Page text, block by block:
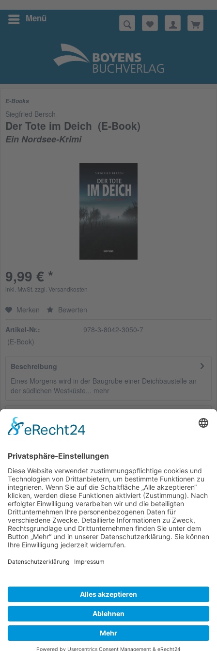
Menü
E-Books
Siegfried Bersch
Der Tote im Deich (E-Book)
Ein Nordsee-Krimi
9,99 € *
inkl. MwSt. zzgl. Versandkosten
Merken Bewerten
Artikel-Nr.:
978-3-8042-3050-7
(E-Book)
Beschreibung
Eines Morgens wird in der Baugrube einer Deichbaustelle an
der südlichen Westküste... mehr
Bewertungen
Bewertungen lesen, schreiben und diskutieren...
Service Hotline
Shop Service
Informationen
* Alle Preise inkl. gesetzl. Mehrwertsteuer zzgl.Versandkostenund ggf.
Nachnahmegebühren, wenn nicht anders beschrieben
Bestellung Downloads
Widerrufsbelehrung Datenschutz
Impressum
Realisiert mit Shopware